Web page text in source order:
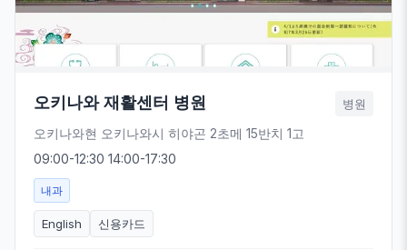
오키나와 재활센터 병원 병원
오키나와현 오키나와시 히야곤 2초메 15반치 1고
09:00-12:30 14:00-17:30
내과
English 신용카드